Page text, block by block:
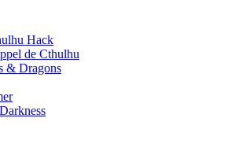
Hack
de Cthulhu
& Dragons